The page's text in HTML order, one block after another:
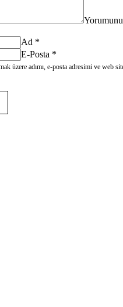
Ad *
E-Posta *
üzere adımı, e-posta adresimi ve web